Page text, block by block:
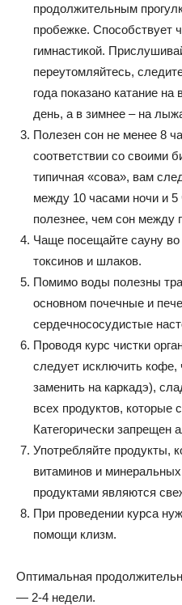
продолжительным
пробежке. Способствует
гимнастикой.
переутомляйтесь,
года показано катание
день, а в зимнее – на
Полезен сон не менее 8
соответствии со своими
типичная «сова», вам
между 10 часами ночи и 5
полезнее, чем сон между
Чаще посещайте сауну во
токсинов и шлаков.
Помимо воды полезны
основном почечные и
сердечнососудистые
Проводя курс чистки
следует исключить кофе,
заменить на каркадэ),
всех продуктов, которые
Категорически запрещен
Употребляйте продукты,
витаминов и
продуктами являются
При проведении курса
помощи клизм.
Оптимальная
— 2-4 недели.